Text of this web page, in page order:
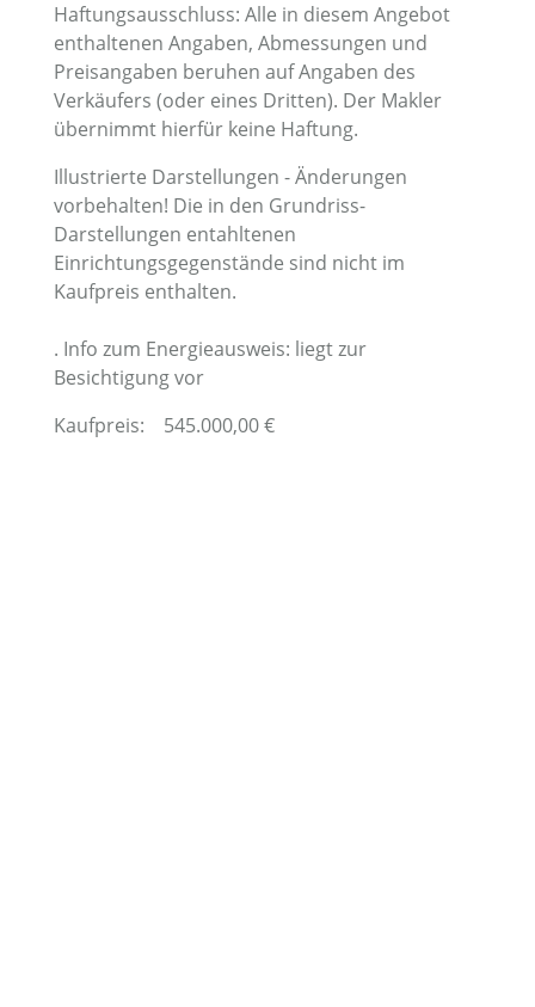
Haftungsausschluss: Alle in diesem Angebot
enthaltenen Angaben, Abmessungen und
Preisangaben beruhen auf Angaben des
Verkäufers (oder eines Dritten). Der Makler
übernimmt hierfür keine Haftung.
Illustrierte Darstellungen - Änderungen
vorbehalten! Die in den Grundriss-
Darstellungen entahltenen
Einrichtungsgegenstände sind nicht im
Kaufpreis enthalten.
. Info zum Energieausweis: liegt zur
Besichtigung vor
Kaufpreis:
545.000,00€